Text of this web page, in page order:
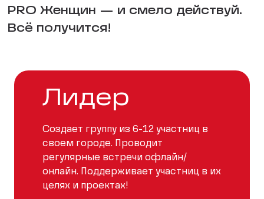
PRO Женщин — и смело действуй.
Всё получится!
Лидер
Создает группу из 6-12 участниц в
своем городе. Проводит
регулярные встречи офлайн/
онлайн. Поддерживает участниц в их
целях и проектах!